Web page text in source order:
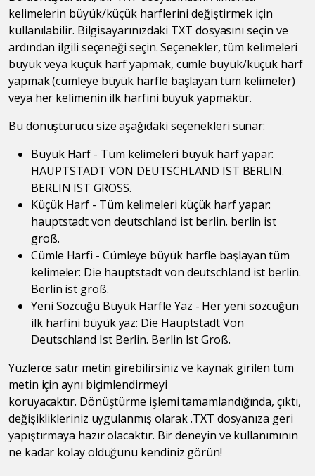
kelimelerin büyük/küçük harflerini değiştirmek için
kullanılabilir. Bilgisayarınızdaki TXT dosyasını seçin ve
ardından ilgili seçeneği seçin. Seçenekler, tüm kelimeleri
büyük veya küçük harf yapmak, cümle büyük/küçük harf
yapmak (cümleye büyük harfle başlayan tüm kelimeler)
veya her kelimenin ilk harfini büyük yapmaktır.
Bu dönüştürücü size aşağıdaki seçenekleri sunar:
Büyük Harf - Tüm kelimeleri büyük harf yapar:
HAUPTSTADT VON DEUTSCHLAND IST BERLIN.
BERLIN IST GROSS.
Küçük Harf - Tüm kelimeleri küçük harf yapar:
hauptstadt von deutschland ist berlin. berlin ist
groß.
Cümle Harfi - Cümleye büyük harfle başlayan tüm
kelimeler: Die hauptstadt von deutschland ist berlin.
Berlin ist groß.
Yeni Sözcüğü Büyük Harfle Yaz - Her yeni sözcüğün
ilk harfini büyük yaz: Die Hauptstadt Von
Deutschland Ist Berlin. Berlin Ist Groß.
Yüzlerce satır metin girebilirsiniz ve kaynak girilen tüm
metin için aynı biçimlendirmeyi
koruyacaktır. Dönüştürme işlemi tamamlandığında, çıktı,
değişiklikleriniz uygulanmış olarak .TXT dosyanıza geri
yapıştırmaya hazır olacaktır. Bir deneyin ve kullanımının
ne kadar kolay olduğunu kendiniz görün!